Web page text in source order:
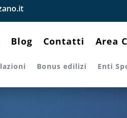
Blog Contatti Area
Bonus edilizi Enti